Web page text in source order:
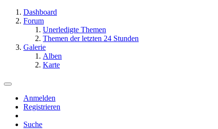
Dashboard
Forum
Unerledigte Themen
Themen der letzten 24 Stunden
Galerie
Alben
Karte
Anmelden
Registrieren
Suche